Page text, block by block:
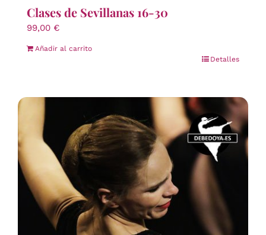
Clases de Sevillanas 16-30
99,00 €
Añadir al carrito
Detalles